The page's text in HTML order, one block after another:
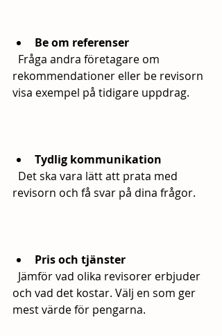
Be om referenser
rekommendationer eller be revisorn
visa exempel på tidigare uppdrag.
Tydlig kommunikation
revisorn och få svar på dina frågor.
Pris och tjänster
och vad det kostar. Välj en som ger
mest värde för pengarna.